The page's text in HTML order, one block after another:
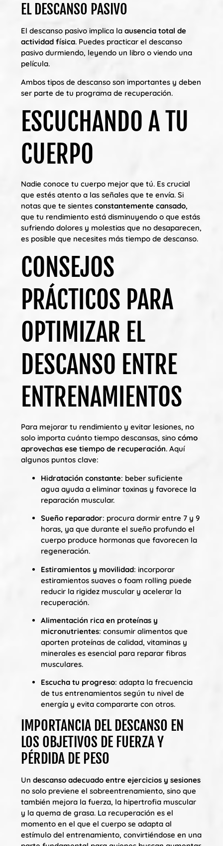
EL DESCANSO PASIVO
El descanso pasivo implica la ausencia total de
actividad física. Puedes practicar el descanso
pasivo durmiendo, leyendo un libro o viendo una
película.
Ambos tipos de descanso son importantes y deben
ser parte de tu programa de recuperación.
ESCUCHANDO A TU
CUERPO
Nadie conoce tu cuerpo mejor que tú. Es crucial
que estés atento a las señales que te envía. Si
notas que te sientes constantemente cansado,
que tu rendimiento está disminuyendo o que estás
sufriendo dolores y molestias que no desaparecen,
es posible que necesites más tiempo de descanso.
CONSEJOS
PRÁCTICOS PARA
OPTIMIZAR EL
DESCANSO ENTRE
ENTRENAMIENTOS
Para mejorar tu rendimiento y evitar lesiones, no
solo importa cuánto tiempo descansas, sino cómo
aprovechas ese tiempo de recuperación. Aquí
algunos puntos clave:
Hidratación constante: beber suficiente
agua ayuda a eliminar toxinas y favorece la
reparación muscular.
Sueño reparador: procura dormir entre 7 y 9
horas, ya que durante el sueño profundo el
cuerpo produce hormonas que favorecen la
regeneración.
Estiramientos y movilidad: incorporar
estiramientos suaves o foam rolling puede
reducir la rigidez muscular y acelerar la
recuperación.
Alimentación rica en proteínas y
micronutrientes: consumir alimentos que
aporten proteínas de calidad, vitaminas y
minerales es esencial para reparar fibras
musculares.
Escucha tu progreso: adapta la frecuencia
de tus entrenamientos según tu nivel de
energía y evita compararte con otros.
IMPORTANCIA DEL DESCANSO EN
LOS OBJETIVOS DE FUERZA Y
PÉRDIDA DE PESO
Un descanso adecuado entre ejercicios y sesiones
no solo previene el sobreentrenamiento, sino que
también mejora la fuerza, la hipertrofia muscular
y la quema de grasa. La recuperación es el
momento en el que el cuerpo se adapta al
estímulo del entrenamiento, convirtiéndose en una